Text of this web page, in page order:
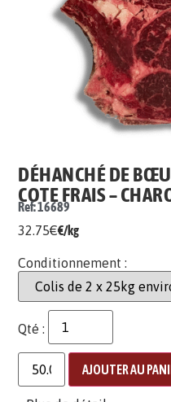
DÉHANCHÉ DE
COTE FRAIS –
Ref: 16689
32.75€€/kg
Conditionnement :
Qté :
AJOUTER AU